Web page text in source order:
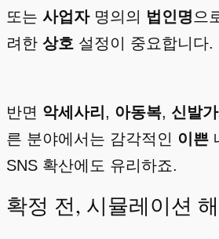
또는 사업자명의의 법인명 으
려한 상호 설정이 중요합니다.
반면 악세사리 , 아동복, 신발가
른 분야에서는 감각적인 이쁜
SNS 확산에도 유리하죠.
확정 전, 시뮬레이션